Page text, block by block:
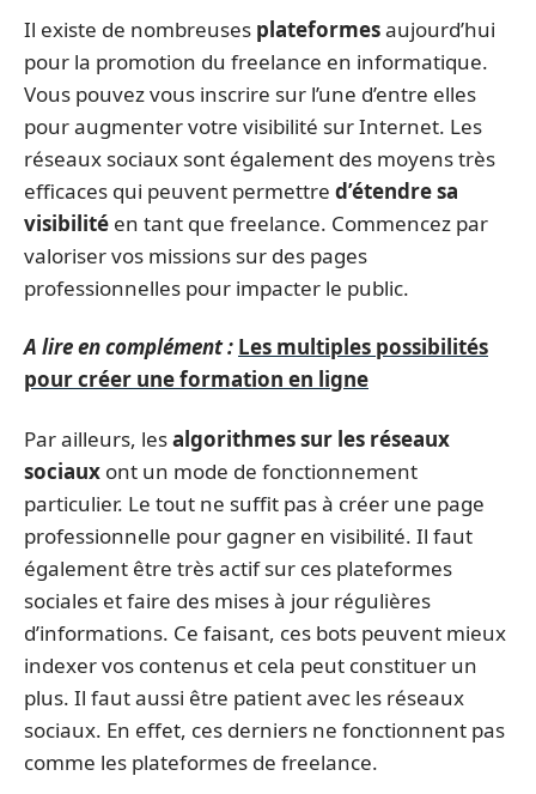
Il existe de nombreuses plateformesaujourd’hui
pour la promotion du freelance en informatique.
Vous pouvez vous inscrire sur l’une d’entre elles
pour augmenter votre visibilité sur Internet. Les
réseaux sociaux sont également des moyens très
efficaces qui peuvent permettre d’étendre sa
visibilité en tant que freelance. Commencez par
valoriser vos missions sur des pages
professionnelles pour impacter le public.
A lire en complément : Les multiples possibilités
pour créer une formation en ligne
Par ailleurs, lesalgorithmes sur les réseaux
sociaux ont un mode de fonctionnement
particulier. Le tout ne suffit pas à créer une page
professionnelle pour gagner en visibilité. Il faut
également être très actif sur ces plateformes
sociales et faire des mises à jour régulières
d’informations. Ce faisant, ces bots peuvent mieux
indexer vos contenus et cela peut constituer un
plus. Il faut aussi être patient avec les réseaux
sociaux. En effet, ces derniers ne fonctionnent pas
comme les plateformes de freelance.